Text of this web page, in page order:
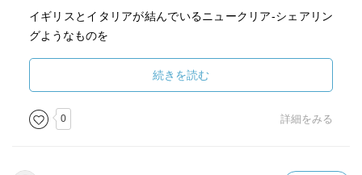
してしまったのはなぜか。
と刑務所の中では人権が保全されているから、毎日イスラ
そこでテロリストをリクルートされることになってしま
イギリスとイタリアが結んでいるニュークリア-シェアリン
グようなものを
もあるのではないかと懸念されている。
■日本と北朝鮮は国交正常化するのか？
正常な国交を結ぶことは日本にとって問題解決につなが
続きを読む
0 詳細をみる